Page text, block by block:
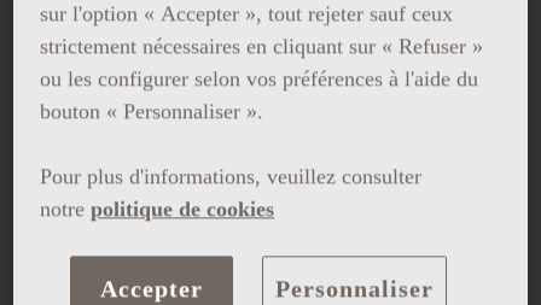
Vue panoramiquepour admirer les feux
d’artifice
La traditionnelleCoca de Sant Joan
Cocktailspécial élaboré avec de la
en direct
sur l'option « Accepter », tout rejeter sauf ceux
strictement nécessaires en cliquant sur « Refuser »
ou les configurer selon vos préférences à l'aide du
bouton « Personnaliser ».
Pour plus d'informations, veuillez consulter
notre politique de cookies
Accepter Personnaliser